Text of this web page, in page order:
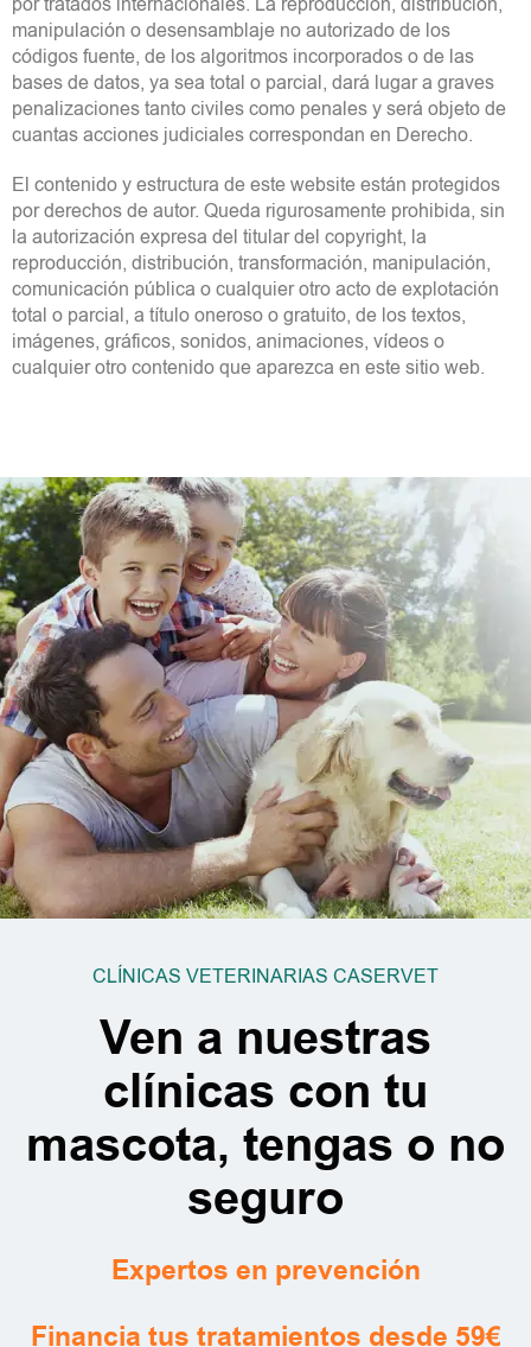
manipulación o desensamblaje no autorizado de los
códigos fuente, de los algoritmos incorporados o de las
bases de datos, ya sea total o parcial, dará lugar a graves
penalizaciones tanto civiles como penales y será objeto de
cuantas acciones judiciales correspondan en Derecho.
El contenido y estructura de este website están protegidos
por derechos de autor. Queda rigurosamente prohibida, sin
la autorización expresa del titular del copyright, la
reproducción, distribución, transformación, manipulación,
comunicación pública o cualquier otro acto de explotación
total o parcial, a título oneroso o gratuito, de los textos,
imágenes, gráficos, sonidos, animaciones, vídeos o
cualquier otro contenido que aparezca en este sitio web.
CLÍNICAS VETERINARIAS CASERVET
Ven a nuestras
clínicas con tu
mascota, tengas o no
seguro
Expertos en prevención
Financia tus tratamientos desde 59€